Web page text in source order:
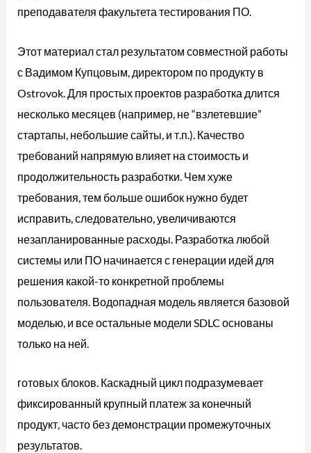
преподавателя факультета тестирования ПО.
Этот материал стал результатом совместной работы
с Вадимом Купцовым, директором по продукту в
Ostrovok. Для простых проектов разработка длится
несколько месяцев (например, не “взлетевшие”
стартапы, небольшие сайты, и т.п.). Качество
требований напрямую влияет на стоимость и
продолжительность разработки. Чем хуже
требования, тем больше ошибок нужно будет
исправить, следовательно, увеличиваются
незапланированные расходы. Разработка любой
системы или ПО начинается с генерации идей для
решения какой-то конкретной проблемы
пользователя. Водопадная модель является базовой
моделью, и все остальные модели SDLC основаны
только на ней.
готовых блоков. Каскадный цикл подразумевает
фиксированный крупный платеж за конечный
продукт, часто без демонстрации промежуточных
результатов.